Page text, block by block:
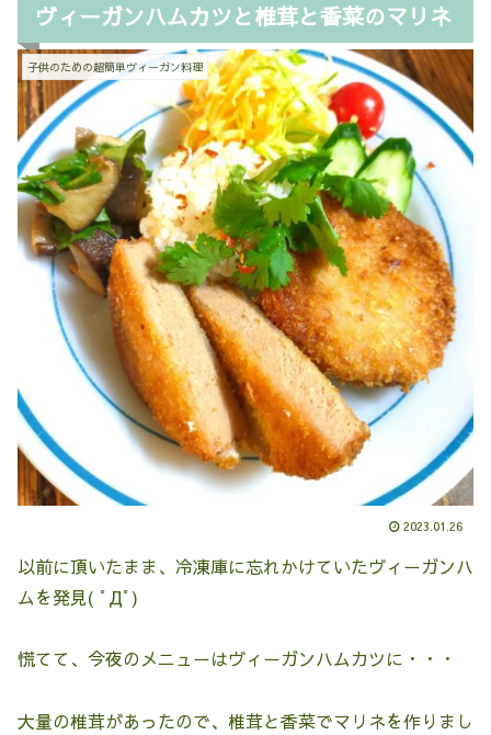
ヴィーガンハムカツと椎茸と香菜のマリネ
子供のための超簡単ヴィーガン料理
2023.01.26
以前に頂いたまま、冷凍庫に忘れかけていたヴィーガンハ
ムを発見( ﾟДﾟ)
慌てて、今夜のメニューはヴィーガンハムカツに・・・
大量の椎茸があったので、椎茸と香菜でマリネを作りまし